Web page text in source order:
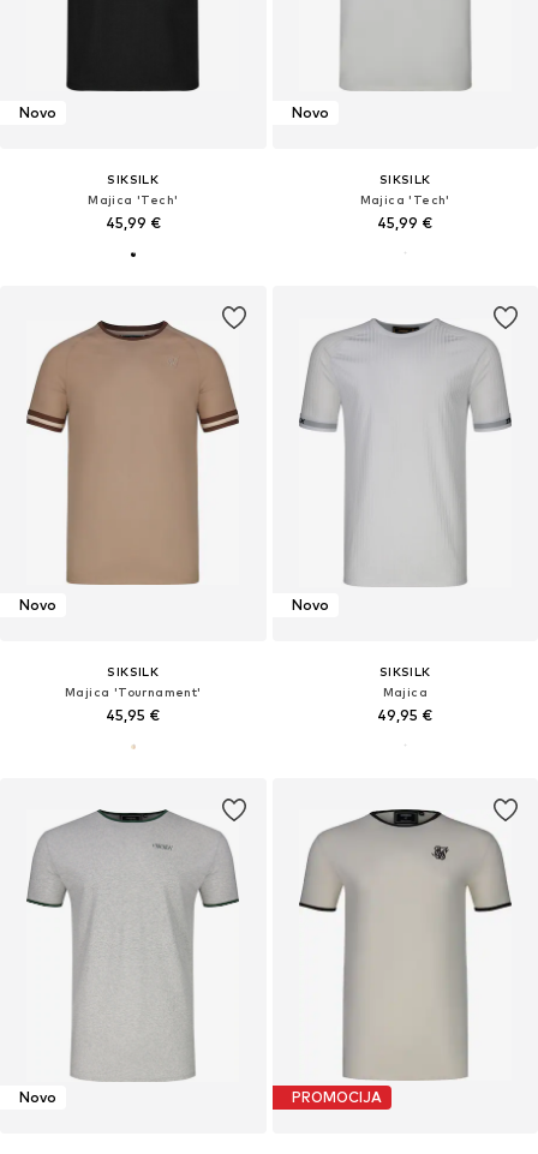
Novo
SIKSILK
Majica 'Tech'
45,99 €
Novo
SIKSILK
Majica 'Tech'
45,99 €
Novo
SIKSILK
Majica 'Tournament'
45,95 €
Novo
SIKSILK
Majica
49,95 €
Novo PROMOCIJA